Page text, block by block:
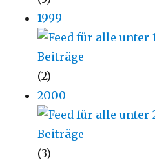
1999
(2)
2000
(3)